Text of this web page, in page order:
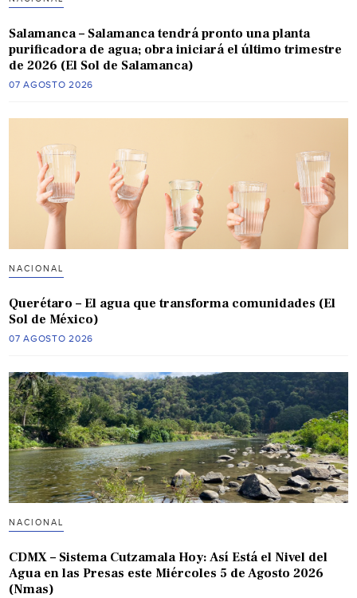
Salamanca – Salamanca tendrá pronto una planta
purificadora de agua; obra iniciará el último trimestre
de 2026 (El Sol de Salamanca)
07 AGOSTO 2026
NACIONAL
Querétaro – El agua que transforma comunidades (El
Sol de México)
07 AGOSTO 2026
NACIONAL
CDMX – Sistema Cutzamala Hoy: Así Está el Nivel del
Agua en las Presas este Miércoles 5 de Agosto 2026
(Nmas)